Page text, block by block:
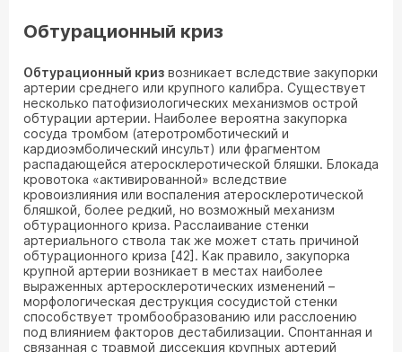
Обтурационный криз
Обтурационный криз возникает вследствие закупорки
артерии среднего или крупного калибра. Существует
несколько патофизиологических механизмов острой
обтурации артерии. Наиболее вероятна закупорка
сосуда тромбом (атеротромботический и
кардиоэмболический инсульт) или фрагментом
распадающейся атеросклеротической бляшки. Блокада
кровотока «активированной» вследствие
кровоизлияния или воспаления атеросклеротической
бляшкой, более редкий, но возможный механизм
обтурационного криза. Расслаивание стенки
артериального ствола так же может стать причиной
обтурационного криза [42]. Как правило, закупорка
крупной артерии возникает в местах наиболее
выраженных артеросклеротических изменений –
морфологическая деструкция сосудистой стенки
способствует тромбообразованию или расслоению
под влиянием факторов дестабилизации. Спонтанная и
связанная с травмой диссекция крупных артерий